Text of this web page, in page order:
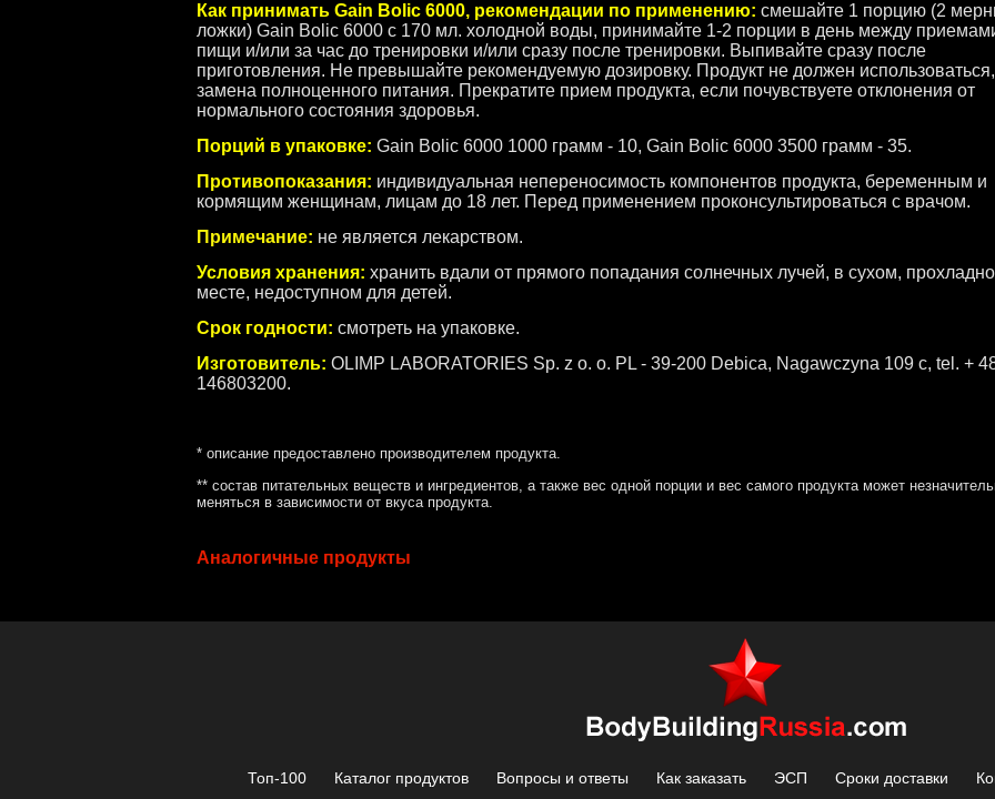
Как принимать Gain Bolic 6000, рекомендации по применению: смешайте 1 порцию (2
ложки) Gain Bolic 6000 с 170 мл. холодной воды, принимайте 1-2 порции в день между
пищи и/или за час до тренировки и/или сразу после тренировки. Выпивайте сразу после
приготовления. Не превышайте рекомендуемую дозировку. Продукт не должен использоваться,
замена полноценного питания. Прекратите прием продукта, если почувствуете отклонения от
нормального состояния здоровья.
Порций в упаковке: Gain Bolic 6000 1000 грамм - 10, Gain Bolic 6000 3500 грамм - 35.
Противопоказания: индивидуальная непереносимость компонентов продукта, беременным и
кормящим женщинам, лицам до 18 лет. Перед применением проконсультироваться с врачом.
Примечание: не является лекарством.
Условия хранения: хранить вдали от прямого попадания солнечных лучей, в сухом,
месте, недоступном для детей.
Срок годности: смотреть на упаковке.
Изготовитель: OLIMP LABORATORIES Sp. z o. o. PL - 39-200 Debica, Nagawczyna 109 c, tel. +
146803200.
* описание предоставлено производителем продукта.
** состав питательных веществ и ингредиентов, а также вес одной порции и вес самого продукта может
меняться в зависимости от вкуса продукта.
Аналогичные продукты
Топ-100 Каталог продуктов Вопросы и ответы Как заказать ЭСП Сроки доставки